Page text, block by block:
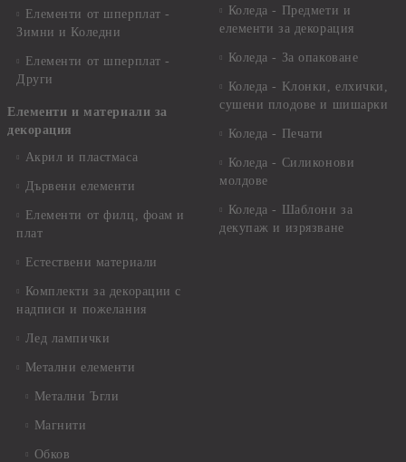
Елементи от шперплат -
Зимни и Коледни
Елементи от шперплат -
Други
Елементи и материали за
декорация
Акрил и пластмаса
Дървени елементи
Елементи от филц, фоам и
плат
Естествени материали
Комплекти за декорации с
надписи и пожелания
Лед лампички
Метални елементи
Метални Ъгли
Магнити
Обков
Коледа - Предмети и
елементи за декорация
Коледа - За опаковане
Коледа - Kлонки, елхички,
сушени плодове и шишарки
Коледа - Печати
Коледа - Силиконови
молдове
Коледа - Шаблони за
декупаж и изрязване